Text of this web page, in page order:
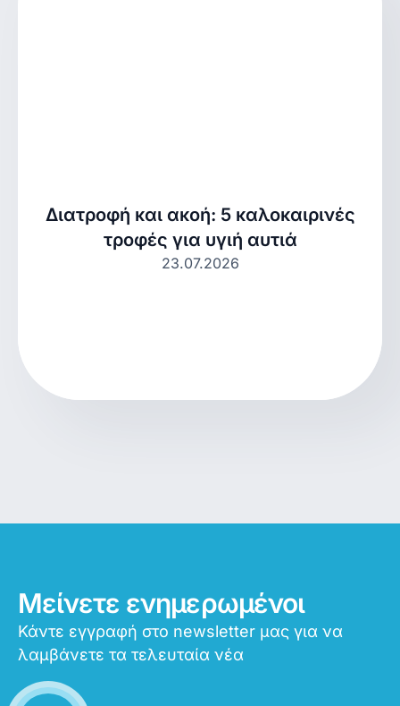
Διατροφή και ακοή: 5 καλοκαιρινές
τροφές για υγιή αυτιά
23.07.2026
Μείνετε ενημερωμένοι
Κάντε εγγραφή στο newsletter μας για να
λαμβάνετε τα τελευταία νέα